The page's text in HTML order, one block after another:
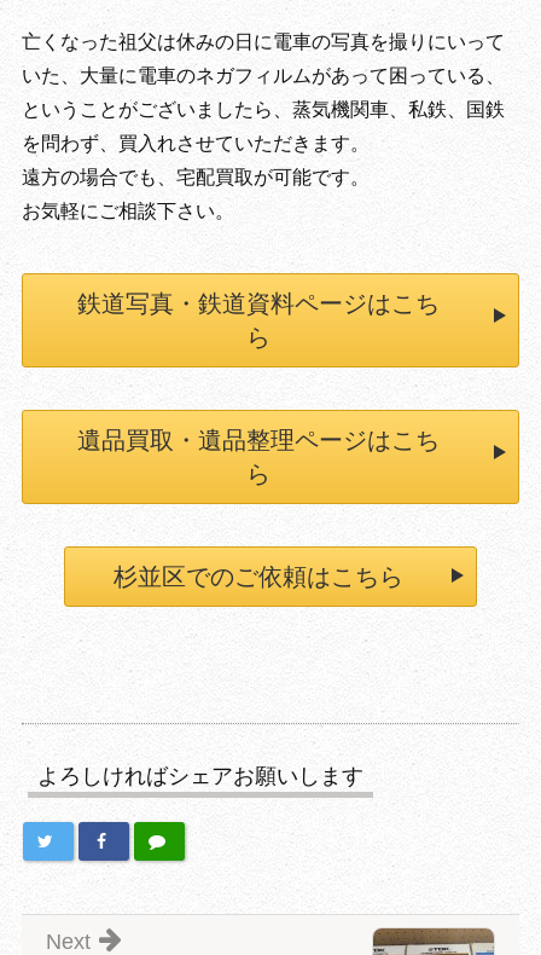
亡くなった祖父は休みの日に電車の写真を撮りにいって
いた、大量に電車のネガフィルムがあって困っている、
ということがございましたら、蒸気機関車、私鉄、国鉄
を問わず、買入れさせていただきます。
遠方の場合でも、宅配買取が可能です。
お気軽にご相談下さい。
鉄道写真・鉄道資料ページはこち
ら
遺品買取・遺品整理ページはこち
ら
杉並区でのご依頼はこちら
よろしければシェアお願いします
Next